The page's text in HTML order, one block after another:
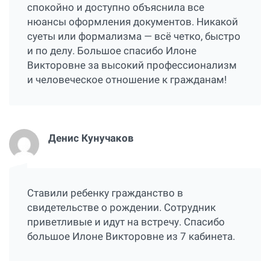
спокойно и доступно объяснила все
нюансы оформления документов. Никакой
суеты или формализма — всё четко, быстро
и по делу. Большое спасибо Илоне
Викторовне за высокий профессионализм
и человеческое отношение к гражданам!
Денис Кунучаков
Ставили ребенку гражданство в
свидетельстве о рождении. Сотрудник
приветливые и идут на встречу. Спасибо
большое Илоне Викторовне из 7 кабинета.